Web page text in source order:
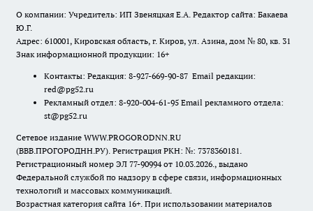
О компании: Учредитель: ИП Звеняцкая Е.А. Редактор сайта: Бакаева
Ю.Г.
Адрес: 610001, Кировская область, г. Киров, ул. Азина, дом № 80, кв. 31
Знак информационной продукции: 16+
Контакты: Редакция: 8-927-669-90-87 Email редакции:
red@pg52.ru
Рекламный отдел: 8-920-004-61-95 Email рекламного отдела:
st@pg52.ru
Сетевое издание WWW.PROGORODNN.RU
(ВВВ.ПРОГОРОДНН.РУ). Регистрация РКН: №: 7378360181.
Регистрационный номер ЭЛ 77-90994 от 10.03.2026., выдано
Федеральной службой по надзору в сфере связи, информационных
технологий и массовых коммуникаций.
Возрастная категория сайта 16+. При использовании материалов